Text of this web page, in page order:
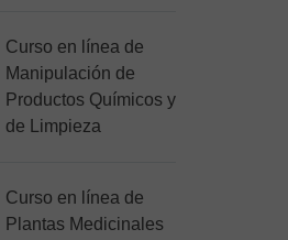
Curso en línea de
Manipulación de
Productos Químicos y
de Limpieza
Curso en línea de
Plantas Medicinales